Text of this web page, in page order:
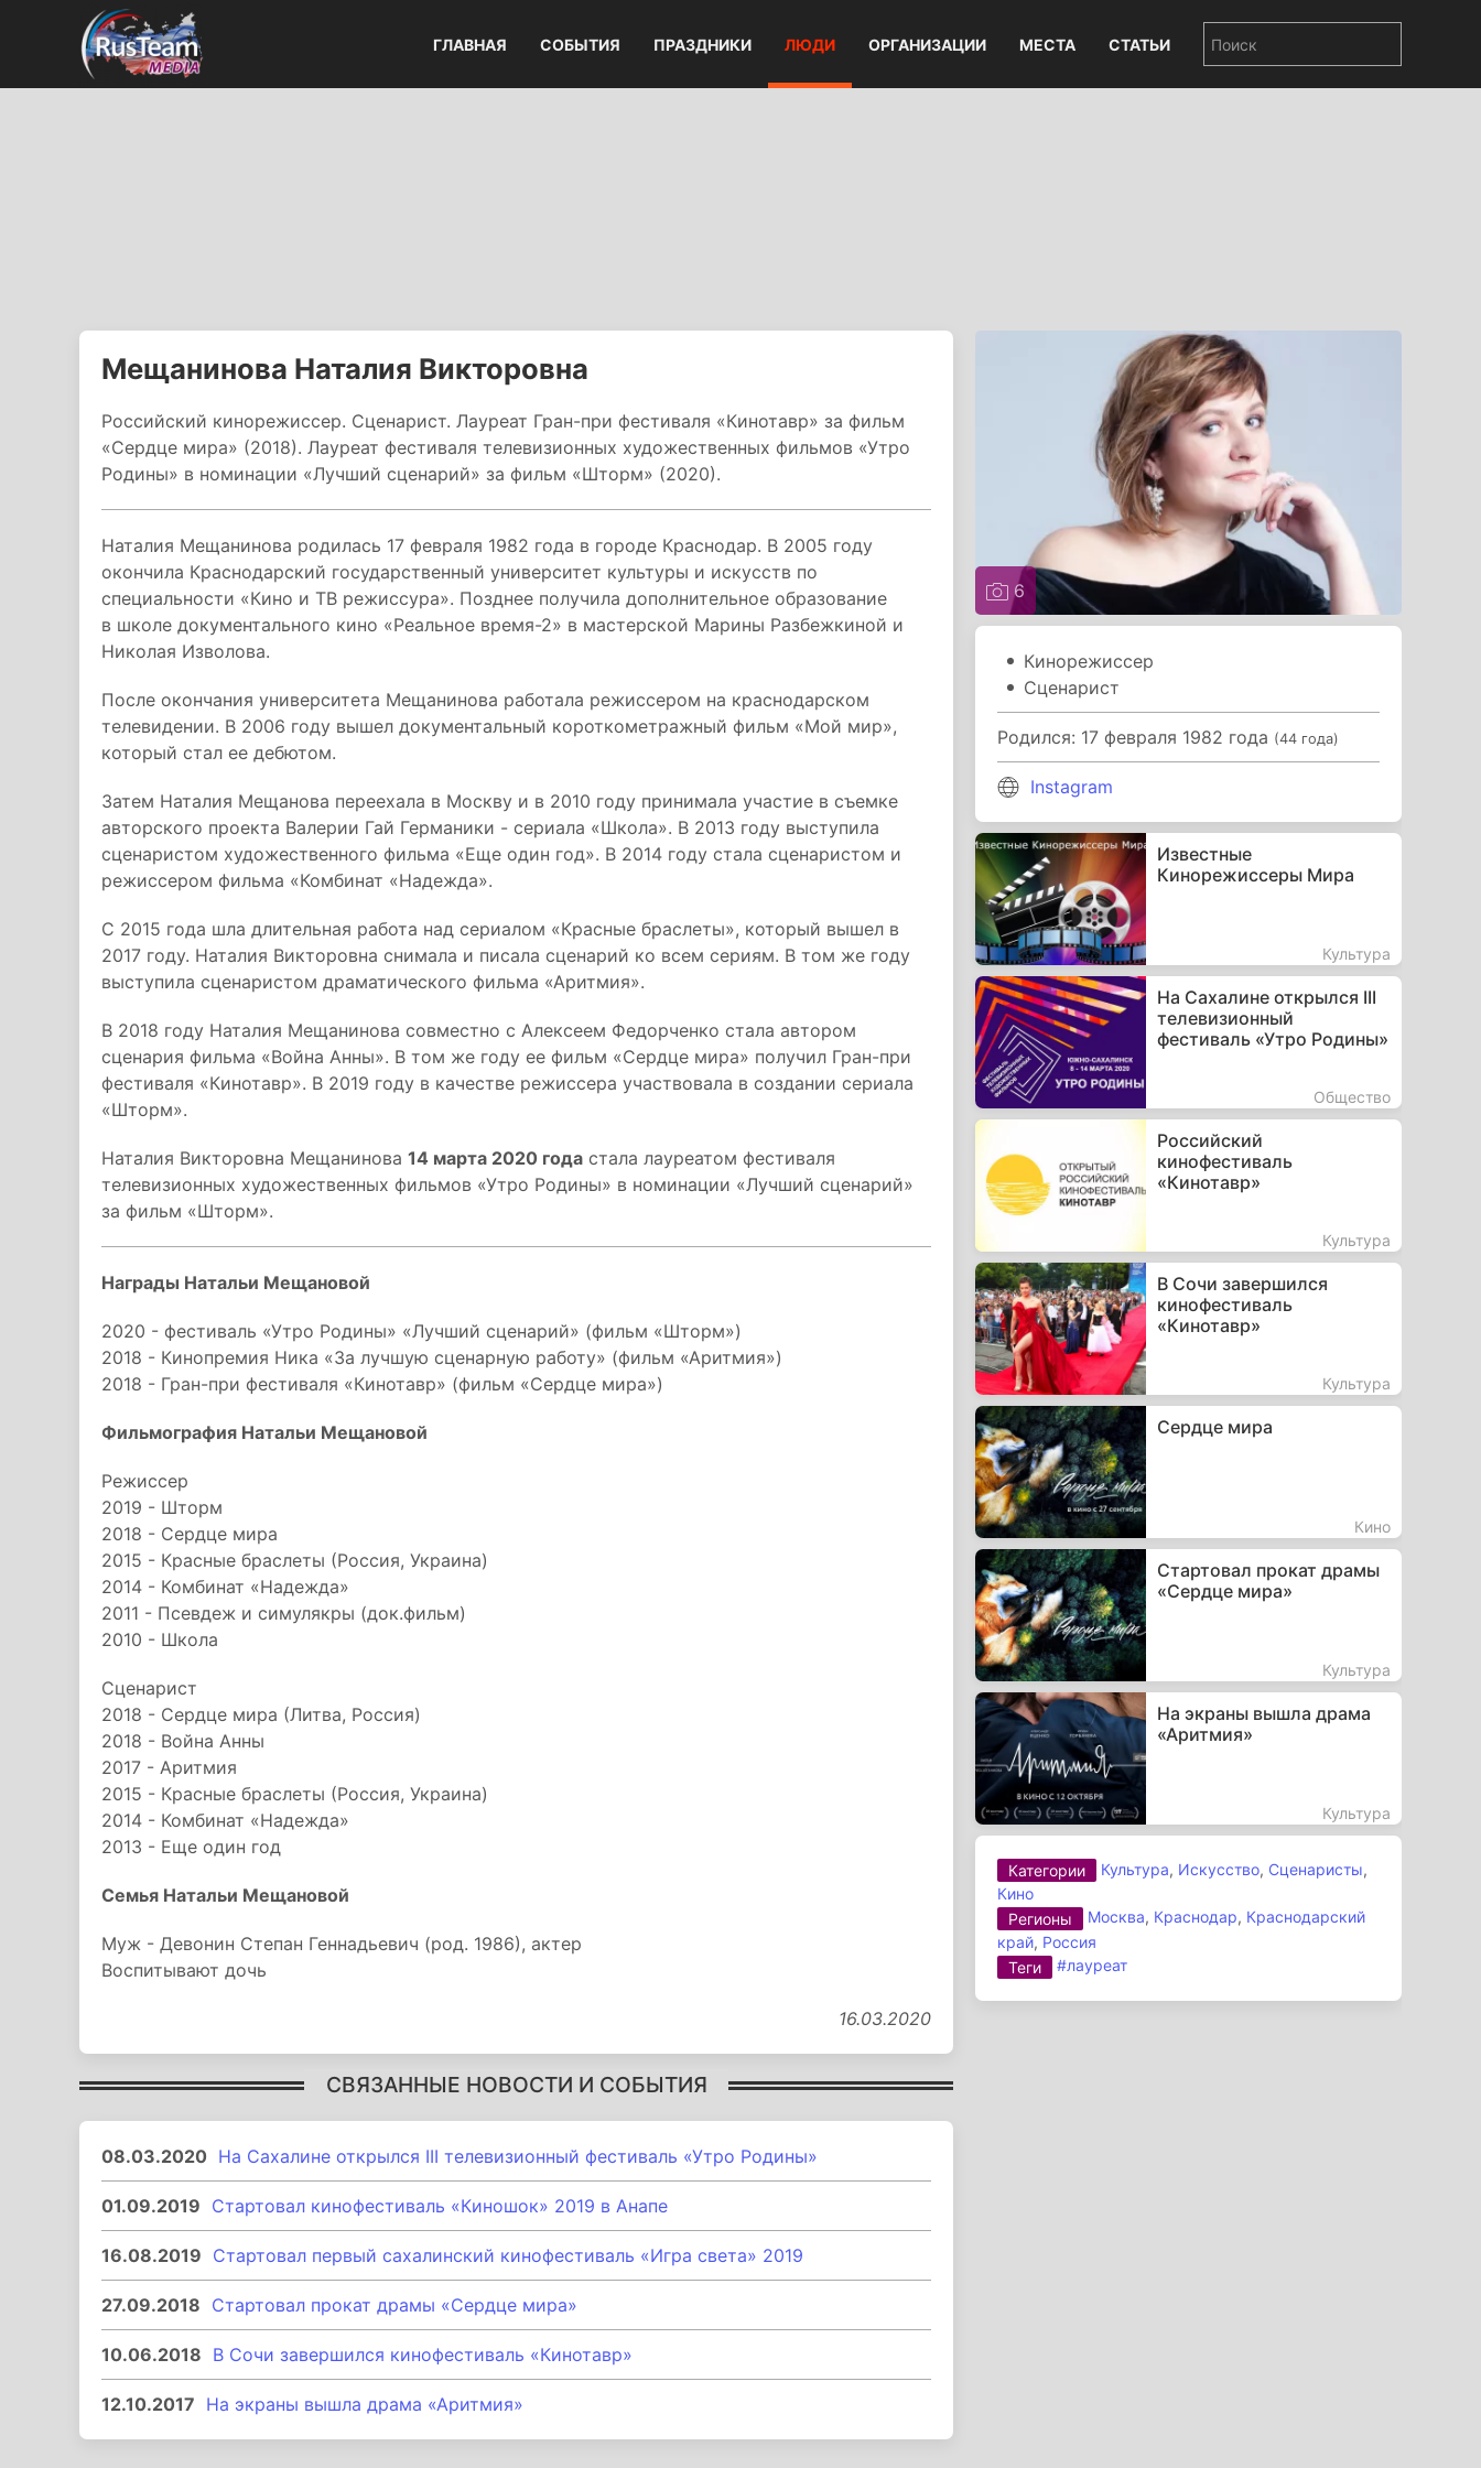
ГЛАВНАЯ СОБЫТИЯ ПРАЗДНИКИ ЛЮДИ ОРГАНИЗАЦИИ МЕСТА СТАТЬИ
Мещанинова Наталия Викторовна
Российский кинорежиссер. Сценарист. Лауреат Гран-при фестиваля «Кинотавр» за фильм
«Сердце мира» (2018). Лауреат фестиваля телевизионных художественных фильмов «Утро
Родины» в номинации «Лучший сценарий» за фильм «Шторм» (2020).
Наталия Мещанинова родилась 17 февраля 1982 года в городе Краснодар. В 2005 году
окончила Краснодарский государственный университет культуры и искусств по
специальности «Кино и ТВ режиссура». Позднее получила дополнительное образование
в школе документального кино «Реальное время-2» в мастерской Марины Разбежкиной и
Николая Изволова.
После окончания университета Мещанинова работала режиссером на краснодарском
телевидении. В 2006 году вышел документальный короткометражный фильм «Мой мир»,
который стал ее дебютом.
Затем Наталия Мещанова переехала в Москву и в 2010 году принимала участие в съемке
авторского проекта Валерии Гай Германики - сериала «Школа». В 2013 году выступила
сценаристом художественного фильма «Еще один год». В 2014 году стала сценаристом и
режиссером фильма «Комбинат «Надежда».
С 2015 года шла длительная работа над сериалом «Красные браслеты», который вышел в
2017 году. Наталия Викторовна снимала и писала сценарий ко всем сериям. В том же году
выступила сценаристом драматического фильма «Аритмия».
В 2018 году Наталия Мещанинова совместно с Алексеем Федорченко стала автором
сценария фильма «Война Анны». В том же году ее фильм «Сердце мира» получил Гран-при
фестиваля «Кинотавр». В 2019 году в качестве режиссера участвовала в создании сериала
«Шторм».
Наталия Викторовна Мещанинова 14 марта 2020 года стала лауреатом фестиваля
телевизионных художественных фильмов «Утро Родины» в номинации «Лучший сценарий»
за фильм «Шторм».
Награды Натальи Мещановой
2020 - фестиваль «Утро Родины» «Лучший сценарий» (фильм «Шторм»)
2018 - Кинопремия Ника «За лучшую сценарную работу» (фильм «Аритмия»)
2018 - Гран-при фестиваля «Кинотавр» (фильм «Сердце мира»)
Фильмография Натальи Мещановой
Режиссер
2019 - Шторм
2018 - Сердце мира
2015 - Красные браслеты (Россия, Украина)
2014 - Комбинат «Надежда»
2011 - Псевдеж и симулякры (док.фильм)
2010 - Школа
Сценарист
2018 - Сердце мира (Литва, Россия)
2018 - Война Анны
2017 - Аритмия
2015 - Красные браслеты (Россия, Украина)
2014 - Комбинат «Надежда»
2013 - Еще один год
Семья Натальи Мещановой
Муж - Девонин Степан Геннадьевич (род. 1986), актер
Воспитывают дочь
16.03.2020
СВЯЗАННЫЕ НОВОСТИ И СОБЫТИЯ
08.03.2020 На Сахалине открылся III телевизионный фестиваль «Утро Родины»
01.09.2019 Стартовал кинофестиваль «Киношок» 2019 в Анапе
16.08.2019 Стартовал первый сахалинский кинофестиваль «Игра света» 2019
27.09.2018 Стартовал прокат драмы «Сердце мира»
10.06.2018 В Сочи завершился кинофестиваль «Кинотавр»
12.10.2017 На экраны вышла драма «Аритмия»
6
Кинорежиссер
Сценарист
Родился: 17 февраля 1982 года (44 года)
Instagram
Известные
Кинорежиссеры Мира
Культура
На Сахалине открылся III
телевизионный
фестиваль «Утро Родины»
Общество
Российский
кинофестиваль
«Кинотавр»
Культура
В Сочи завершился
кинофестиваль
«Кинотавр»
Культура
Сердце мира
Кино
Стартовал прокат драмы
«Сердце мира»
Культура
На экраны вышла драма
«Аритмия»
Культура
Категории Культура, Искусство, Сценаристы,
Кино
Регионы
Москва, Краснодар, Краснодарский
край, Россия
Теги
#лауреат